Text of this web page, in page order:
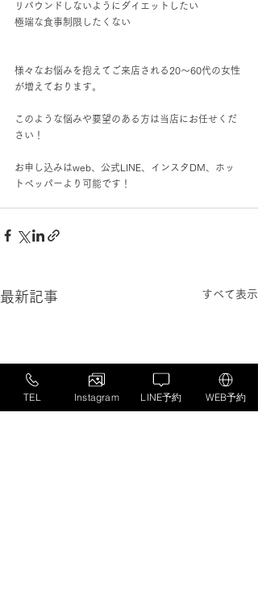
リバウンドしないようにダイエットしたい
極端な食事制限したくない
様々なお悩みを抱えてご来店される20～60代の女性
が増えております。
このような悩みや要望のある方は当店にお任せくだ
さい！
お申し込みはweb、公式LINE、インスタDM、ホッ
トペッパーより可能です！
最新記事 すべて表示
TEL Instagram LINE予約 WEB予約